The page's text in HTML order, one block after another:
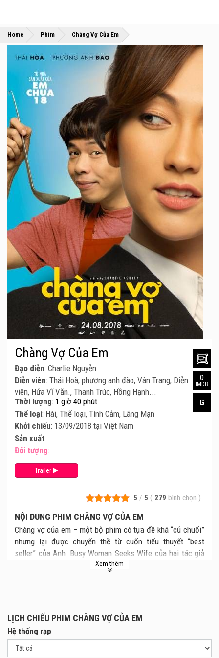
Home »
Phim »
Chàng Vợ Của Em
5 / 5 ( 279 bình chọn )
NỘI DUNG PHIM CHÀNG VỢ CỦA EM
Chàng vợ của em – một bộ phim có tựa đề khá “củ chuối”
nhưng lại được chuyển thề từ cuốn tiểu thuyết “best
seller” của Anh: Busy Woman Seeks Wife của hai tác giả
Annie Ashworth và Meg Sanders. Bộ phim dự kiến sẽ
triển sự nghiệp của mình, vậy đối với phụ nữ thì sao? Chủ
đề này đã tạo được hứng thú cho đạo diễn Charlie Nguyễn
và anh đã bắt tay thực hiện dự án phim Chàng vợ của em.
Xem thêm
Chàng Vợ Của Em
Đạo diễn: Charlie Nguyễn
Diễn viên: Thái Hoà, phương anh đào, Vân Trang, Diễn
viên, Hứa Vĩ Văn., Thanh Trúc, Hồng Hạnh...
Thời lượng: 1 giờ 40 phút
Thể loại: Hài, Thể loại, Tình Cảm, Lãng Mạn
Khởi chiếu: 13/09/2018 tại Việt Nam
Sản xuất:
Đối tượng:
Trailer
0
IMDB
G
LỊCH CHIẾU PHIM CHÀNG VỢ CỦA EM
Hệ thống rạp